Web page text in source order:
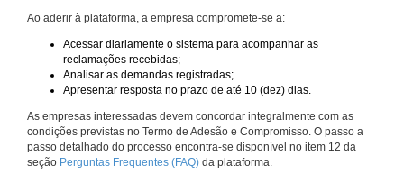
Ao aderir à plataforma, a empresa compromete-se a:
Acessar diariamente o sistema para acompanhar as
reclamações recebidas;
Analisar as demandas registradas;
Apresentar resposta no prazo de até 10 (dez) dias.
As empresas interessadas devem concordar integralmente com as
condições previstas no Termo de Adesão e Compromisso. O passo a
passo detalhado do processo encontra-se disponível no item 12 da
seção Perguntas Frequentes (FAQ) da plataforma.